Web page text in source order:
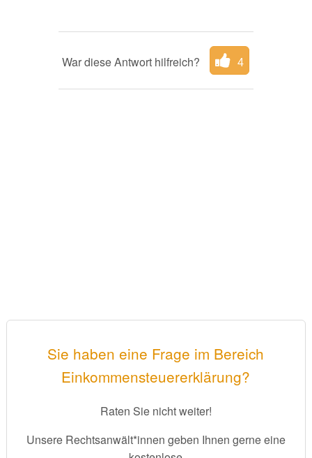
War diese Antwort hilfreich? 4
Sie haben eine Frage im Bereich
Einkommensteuererklärung?
Raten Sie nicht weiter!
Unsere Rechtsanwält*innen geben Ihnen gerne eine